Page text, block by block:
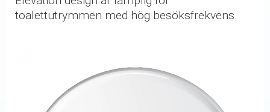
toalettutrymmen med hög besöksfrekvens.